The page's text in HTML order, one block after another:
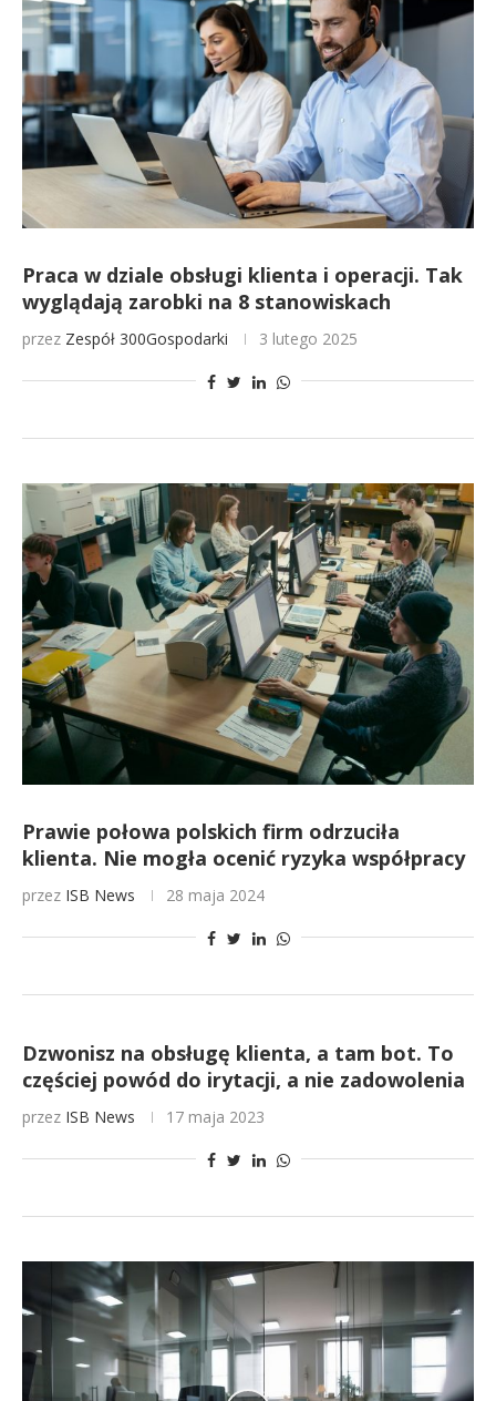
Praca w dziale obsługi klienta i operacji. Tak
wyglądają zarobki na 8 stanowiskach
przez Zespół 300Gospodarki 3 lutego 2025
Prawie połowa polskich firm odrzuciła
klienta. Nie mogła ocenić ryzyka współpracy
przez ISB News 28 maja 2024
Dzwonisz na obsługę klienta, a tam bot. To
częściej powód do irytacji, a nie zadowolenia
przez ISB News 17 maja 2023